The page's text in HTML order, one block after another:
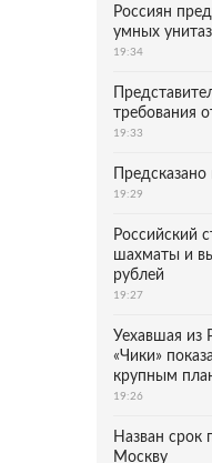
Россиян
умных
19:34
требования
19:33
19:29
Российский
шахматы и
рублей
19:27
Уехавшая из
«Чики»
крупным
19:26
Назван срок
Москву